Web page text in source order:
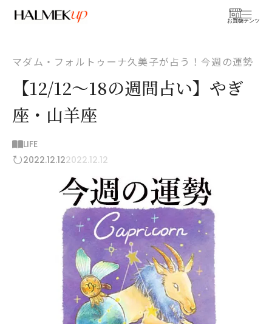
お買物
コンテンツ
マダム・フォルトゥーナ久美子が占う！今週の運勢
【12/12～18の週間占い】やぎ
座・山羊座
LIFE
2022.12.122022.12.12